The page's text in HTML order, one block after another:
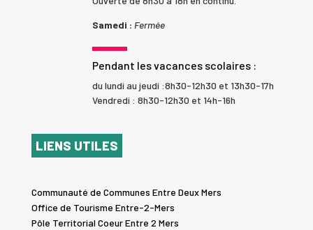
Samedi : Fermée
Pendant les vacances scolaires :
du lundi au jeudi :8h30-12h30 et 13h30-17h
Vendredi : 8h30-12h30 et 14h-16h
LIENS UTILES
Communauté de Communes Entre Deux Mers
Office de Tourisme Entre-2-Mers
Pôle Territorial Coeur Entre 2 Mers